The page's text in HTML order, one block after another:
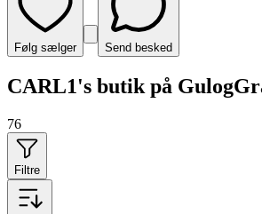
Følg sælger Send besked
CARL1's butik på
76
Filtre